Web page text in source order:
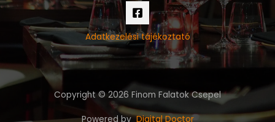
Adatkezelési tájékoztató
Copyright © 2026 Finom Falatok Csepel
Powered byDigital Doctor